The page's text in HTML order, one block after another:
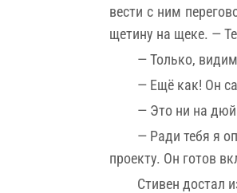
вести с ним
щетину на щеке. —
— Только,
— Ещё как! Он
— Это ни на
— Ради тебя я
проекту. Он готов
Стивен достал